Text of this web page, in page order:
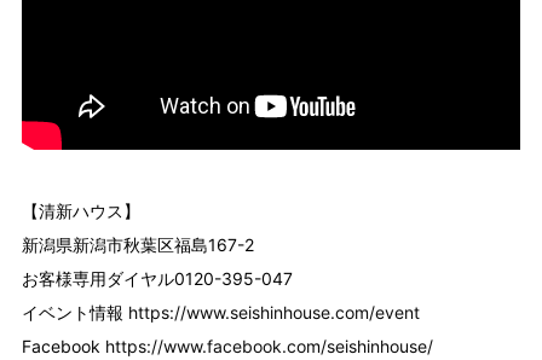
【清新ハウス】
新潟県新潟市秋葉区福島167-2
お客様専用ダイヤル0120-395-047
イベント情報 https://www.seishinhouse.com/event
Facebook https://www.facebook.com/seishinhouse/